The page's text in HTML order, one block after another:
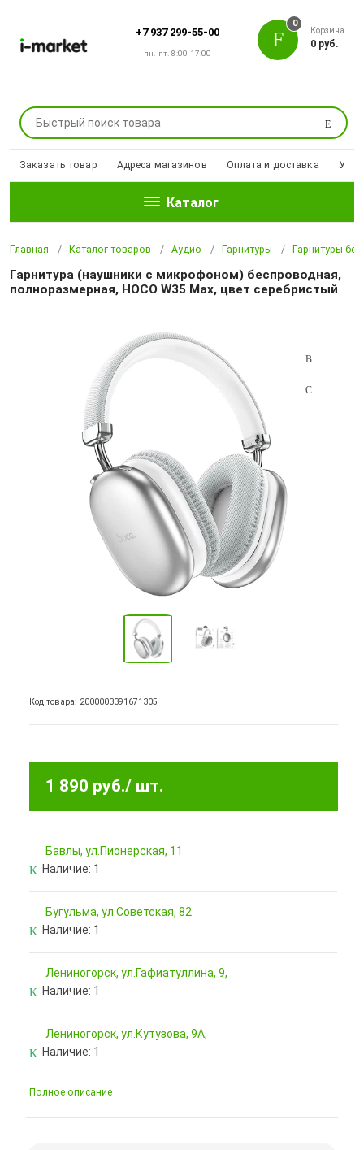
+7 937 299-55-00
пн.-пт. 8:00-17:00
Поиск
0
Корзина
0 руб.
Заказать товар Адреса магазинов Оплата и доставка
Каталог
Главная Каталог товаров Аудио Гарнитуры Гарнитуры
Гарнитура (наушники с микрофоном) беспроводная,
полноразмерная, HOCO W35 Max, цвет серебристый
Код товара: 2000003391671305
1 890 руб./ шт.
Бавлы, ул.Пионерская, 11
Наличие: 1
Бугульма, ул.Советская, 82
Наличие: 1
Лениногорск, ул.Гафиатуллина, 9,
Наличие: 1
Лениногорск, ул.Кутузова, 9А,
Наличие: 1
Полное описание